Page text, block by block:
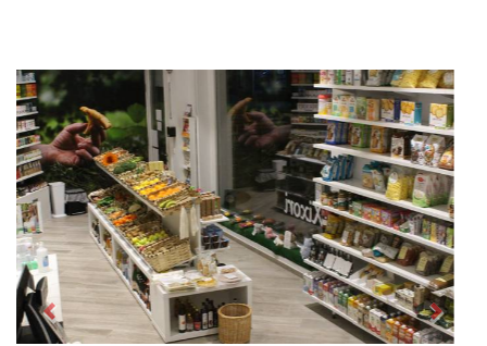
Previous Next